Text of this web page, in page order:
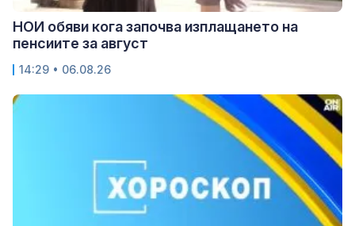
НОИ обяви кога започва изплащането на
пенсиите за август
14:29 • 06.08.26